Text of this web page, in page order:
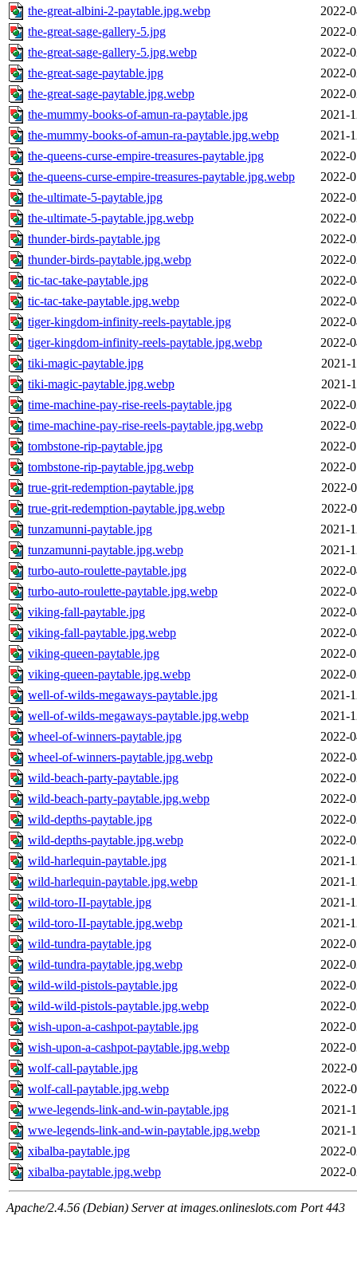
the-great-albini-2-paytable.jpg.webp
2022-
the-great-sage-gallery-5.jpg
2022-
the-great-sage-gallery-5.jpg.webp
2022-
the-great-sage-paytable.jpg
2022-
the-great-sage-paytable.jpg.webp
2022-
the-mummy-books-of-amun-ra-paytable.jpg
2021-
the-mummy-books-of-amun-ra-paytable.jpg.webp
2021-
the-queens-curse-empire-treasures-paytable.jpg
2022-
the-queens-curse-empire-treasures-paytable.jpg.webp
2022-
the-ultimate-5-paytable.jpg
2022-
the-ultimate-5-paytable.jpg.webp
2022-
thunder-birds-paytable.jpg
2022-
thunder-birds-paytable.jpg.webp
2022-
tic-tac-take-paytable.jpg
2022-
tic-tac-take-paytable.jpg.webp
2022-
tiger-kingdom-infinity-reels-paytable.jpg
2022-
tiger-kingdom-infinity-reels-paytable.jpg.webp
2022-
tiki-magic-paytable.jpg
2021-
tiki-magic-paytable.jpg.webp
2021-
time-machine-pay-rise-reels-paytable.jpg
2022-
time-machine-pay-rise-reels-paytable.jpg.webp
2022-
tombstone-rip-paytable.jpg
2022-
tombstone-rip-paytable.jpg.webp
2022-
true-grit-redemption-paytable.jpg
2022-
true-grit-redemption-paytable.jpg.webp
2022-
tunzamunni-paytable.jpg
2021-
tunzamunni-paytable.jpg.webp
2021-
turbo-auto-roulette-paytable.jpg
2022-
turbo-auto-roulette-paytable.jpg.webp
2022-
viking-fall-paytable.jpg
2022-
viking-fall-paytable.jpg.webp
2022-
viking-queen-paytable.jpg
2022-
viking-queen-paytable.jpg.webp
2022-
well-of-wilds-megaways-paytable.jpg
2021-
well-of-wilds-megaways-paytable.jpg.webp
2021-
wheel-of-winners-paytable.jpg
2022-
wheel-of-winners-paytable.jpg.webp
2022-
wild-beach-party-paytable.jpg
2022-
wild-beach-party-paytable.jpg.webp
2022-
wild-depths-paytable.jpg
2022-
wild-depths-paytable.jpg.webp
2022-
wild-harlequin-paytable.jpg
2021-
wild-harlequin-paytable.jpg.webp
2021-
wild-toro-II-paytable.jpg
2021-
wild-toro-II-paytable.jpg.webp
2021-
wild-tundra-paytable.jpg
2022-
wild-tundra-paytable.jpg.webp
2022-
wild-wild-pistols-paytable.jpg
2022-
wild-wild-pistols-paytable.jpg.webp
2022-
wish-upon-a-сashpot-paytable.jpg
2022-
wish-upon-a-сashpot-paytable.jpg.webp
2022-
wolf-call-paytable.jpg
2022-
wolf-call-paytable.jpg.webp
2022-
wwe-legends-link-and-win-paytable.jpg
2021-
wwe-legends-link-and-win-paytable.jpg.webp
2021-
xibalba-paytable.jpg
2022-
xibalba-paytable.jpg.webp
2022-
Apache/2.4.56 (Debian) Server at images.onlineslots.com Port 443